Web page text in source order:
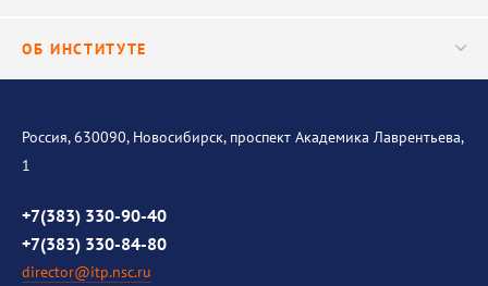
Исследования
ОБ ИНСТИТУТЕ
История института
Контакты
Противодействие коррупции
Россия, 630090, Новосибирск, проспект Академика Лаврентьева,
1
+7(383) 330-90-40
+7(383) 330-84-80
director@itp.nsc.ru